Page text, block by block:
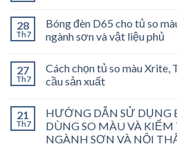
28
Th7
Bóng đèn D65 cho tủ so
ngành sơn và vật liệu phủ
27
Th7
Cách chọn tủ so màu Xrite,
cầu sản xuất
21
Th7
HƯỚNG DẪN SỬ DỤNG
DÙNG SO MÀU VÀ
NGÀNH SƠN VÀ NỘI